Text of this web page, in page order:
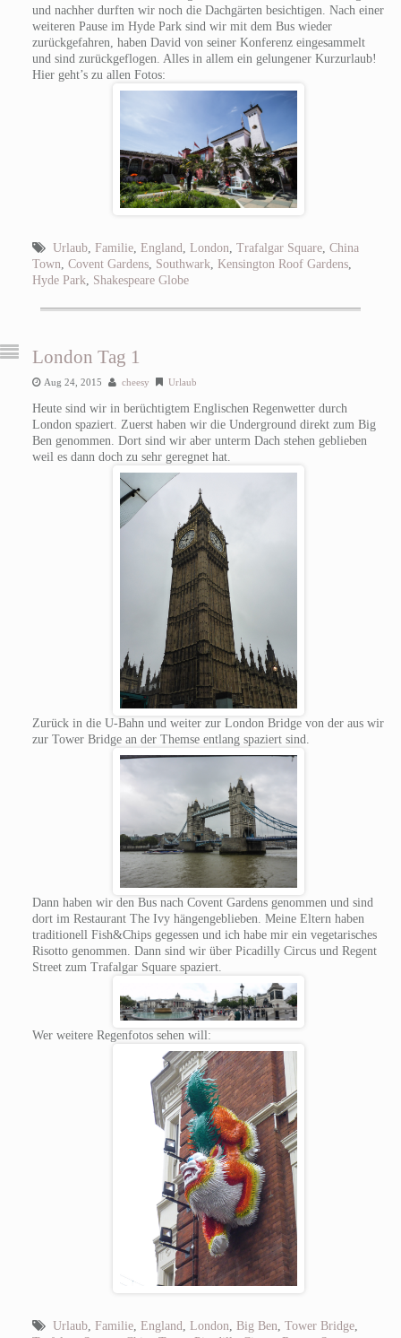
und nachher durften wir noch die Dachgärten besichtigen. Nach einer
weiteren Pause im Hyde Park sind wir mit dem Bus wieder
zurückgefahren, haben David von seiner Konferenz eingesammelt
und sind zurückgeflogen. Alles in allem ein gelungener Kurzurlaub!
Hier geht’s zu allen Fotos:
Urlaub, Familie, England, London, Trafalgar Square, China
Town, Covent Gardens, Southwark, Kensington Roof Gardens,
Hyde Park, Shakespeare Globe
London Tag 1
Aug 24, 2015 cheesy Urlaub
Heute sind wir in berüchtigtem Englischen Regenwetter durch
London spaziert. Zuerst haben wir die Underground direkt zum Big
Ben genommen. Dort sind wir aber unterm Dach stehen geblieben
weil es dann doch zu sehr geregnet hat.
Zurück in die U-Bahn und weiter zur London Bridge von der aus wir
zur Tower Bridge an der Themse entlang spaziert sind.
Dann haben wir den Bus nach Covent Gardens genommen und sind
dort im Restaurant The Ivy hängengeblieben. Meine Eltern haben
traditionell Fish&Chips gegessen und ich habe mir ein vegetarisches
Risotto genommen. Dann sind wir über Picadilly Circus und Regent
Street zum Trafalgar Square spaziert.
Wer weitere Regenfotos sehen will:
Urlaub, Familie, England, London, Big Ben, Tower Bridge,